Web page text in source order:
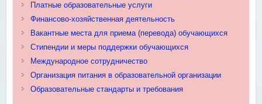
Платные образовательные услуги
Финансово-хозяйственная деятельность
Вакантные места для приема (перевода) обучающихся
Стипендии и меры поддержки обучающихся
Международное сотрудничество
Организация питания в образовательной организации
Образовательные стандарты и требования